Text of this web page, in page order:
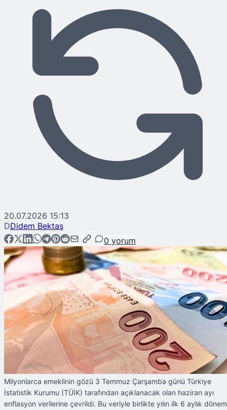
20.07.2026 15:13
DDidem Bektaş
0 yorum
Milyonlarca emeklinin gözü 3 Temmuz Çarşamba günü Türkiye
İstatistik Kurumu (TÜİK) tarafından açıklanacak olan haziran ayı
enflasyon verilerine çevrildi. Bu veriyle birlikte yılın ilk 6 aylık